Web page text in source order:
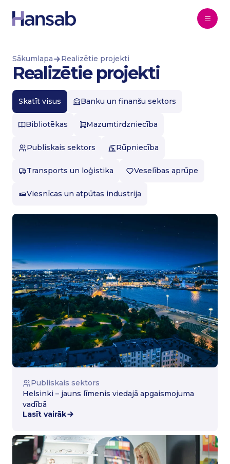
Sākumlapa Realizētie projekti
Realizētie projekti
Skatīt visus Banku un finanšu sektors
Bibliotēkas Mazumtirdzniecība
Publiskais sektors Rūpniecība
Transports un loģistika Veselības aprūpe
Viesnīcas un atpūtas industrija
Publiskais sektors
Helsinki – jauns līmenis viedajā apgaismojuma
vadībā
Lasīt vairāk